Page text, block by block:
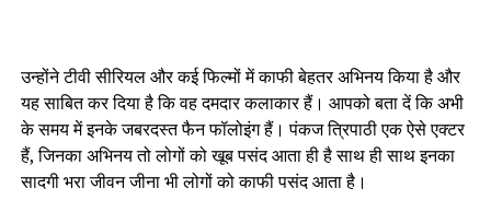
उन्होंने टीवी सीरियल और कई फिल्मों में काफी बेहतर अभिनय किया है और
यह साबित कर दिया है कि वह दमदार कलाकार हैं। आपको बता दें कि अभी
के समय में इनके जबरदस्त फैन फॉलोइंग हैं। पंकज त्रिपाठी एक ऐसे एक्टर
हैं, जिनका अभिनय तो लोगों को खूब पसंद आता ही है साथ ही साथ इनका
सादगी भरा जीवन जीना भी लोगों को काफी पसंद आता है।